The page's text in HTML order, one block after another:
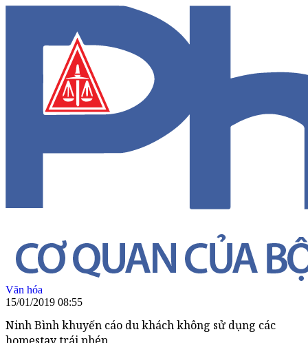
Văn hóa
15/01/2019 08:55
Ninh Bình khuyến cáo du khách không sử dụng các